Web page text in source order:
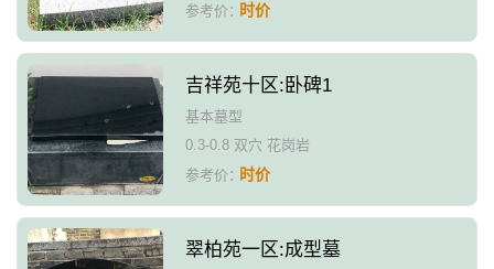
参考价：时价
吉祥苑十区:卧碑1
基本墓型
0.3-0.8 双穴 花岗岩
参考价：时价
翠柏苑一区:成型墓